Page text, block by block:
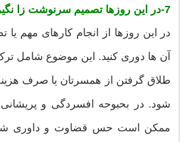
7-در این روزها تصمیم سرنوشت زا نگیرید
در این روزها از انجام کارهای مهم یا
آن ها دوری کنید. این موضوع شامل
طلاق گرفتن از همسرتان یا صرف
شود. در بحبوحه افسردگی و
ممکن است حس قضاوت و داوری